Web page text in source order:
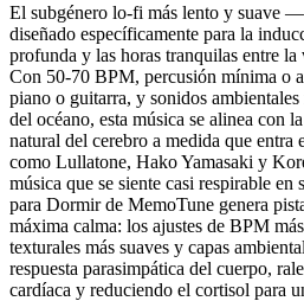
El subgénero lo-fi más lento y suave
diseñado específicamente para la
profunda y las horas tranquilas entre
Con 50-70 BPM, percusión mínima o
piano o guitarra, y sonidos
del océano, esta música se alinea con
natural del cerebro a medida que entra
como Lullatone, Hako Yamasaki y
música que se siente casi respirable
para Dormir de MemoTune genera
máxima calma: los ajustes de BPM
texturales más suaves y capas
respuesta parasimpática del cuerpo,
cardíaca y reduciendo el cortisol para